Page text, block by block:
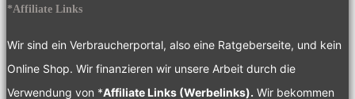
*Affiliate Links
Wir sind ein Verbraucherportal, also eine Ratgeberseite, und kein
Online Shop. Wir finanzieren wir unsere Arbeit durch die
Verwendung von *Affiliate Links (Werbelinks). Wir bekommen